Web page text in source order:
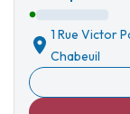
1 Rue Victor
Chabeuil